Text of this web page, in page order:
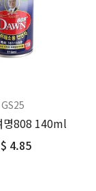
GS25
명808 140ml
$ 4.85